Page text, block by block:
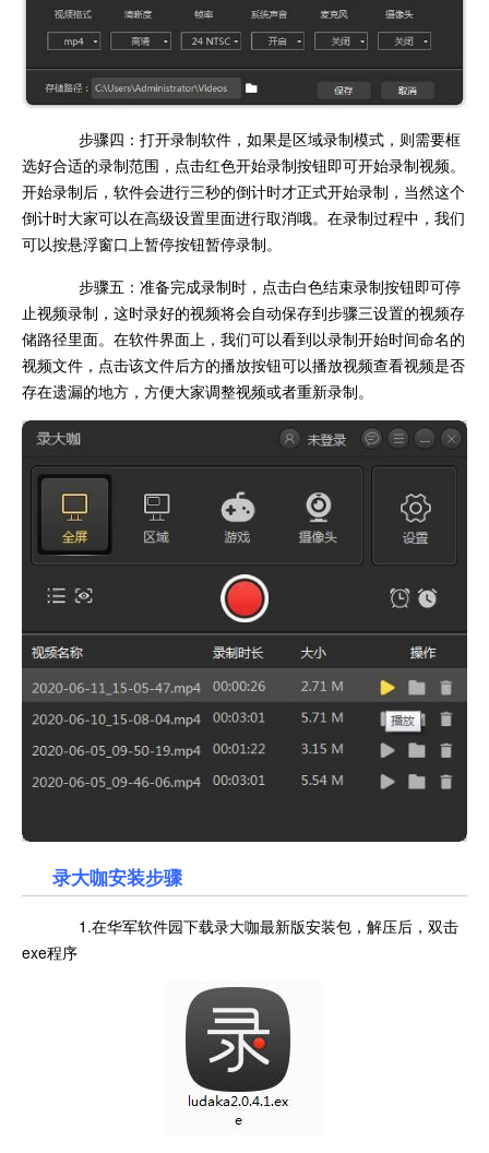
步骤四：打开录制软件，如果是区域录制模式，则需要框
选好合适的录制范围，点击红色开始录制按钮即可开始录制视频。
开始录制后，软件会进行三秒的倒计时才正式开始录制，当然这个
倒计时大家可以在高级设置里面进行取消哦。在录制过程中，我们
可以按悬浮窗口上暂停按钮暂停录制。
步骤五：准备完成录制时，点击白色结束录制按钮即可停
止视频录制，这时录好的视频将会自动保存到步骤三设置的视频存
储路径里面。在软件界面上，我们可以看到以录制开始时间命名的
视频文件，点击该文件后方的播放按钮可以播放视频查看视频是否
存在遗漏的地方，方便大家调整视频或者重新录制。
录大咖安装步骤
1.在华军软件园下载录大咖最新版安装包，解压后，双击
exe程序